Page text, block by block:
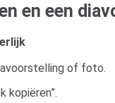
en een
of foto.
kopiëren”.